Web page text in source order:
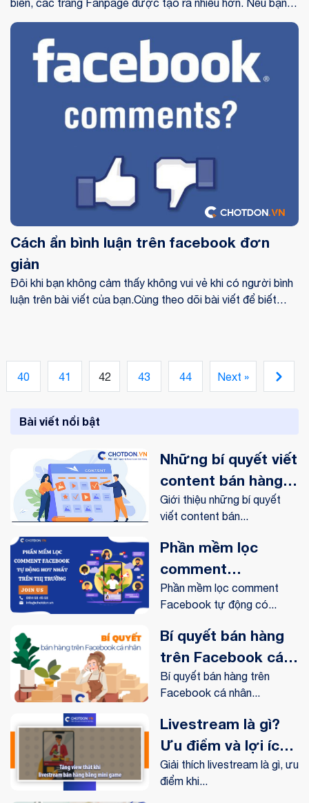
biến, các trang Fanpage được tạo ra nhiều hơn. Nếu bạn
đang đau đầu về việc đặt tên fanpage để bán hàng sao
cho ấn tượng thì bạn có thể tham khảo bài viết này.
Cách ẩn bình luận trên facebook đơn
giản
Đôi khi bạn không cảm thấy không vui vẻ khi có người bình
luận trên bài viết của bạn.Cùng theo dõi bài viết để biết
Next »
40 41 42 43 44
Bài viết nổi bật
Những bí quyết viết
content bán hàng
online trên
Facebook
Giới thiệu những bí quyết
viết content bán...
Phần mềm lọc
comment
Facebook tự động
hot nhất trên thị
trường
Phần mềm lọc comment
Facebook tự động có...
Bí quyết bán hàng
trên Facebook cá
nhân hiệu quả
Bí quyết bán hàng trên
Facebook cá nhân...
Livestream là gì?
Ưu điểm và lợi ích
livestream mang lại
như thế nào?
Giải thích livestream là gì, ưu
điểm khi...